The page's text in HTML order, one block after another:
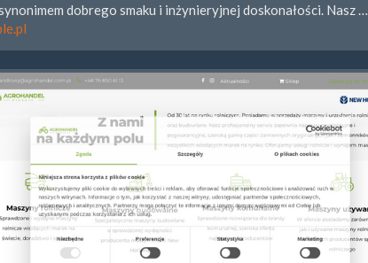
dobrego smaku i inżynieryjnej doskonałości. Nasz …